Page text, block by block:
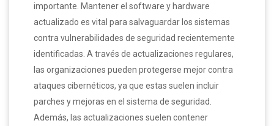
importante. Mantener el software y hardware
actualizado es vital para salvaguardar los sistemas
contra vulnerabilidades de seguridad recientemente
identificadas. A través de actualizaciones regulares,
las organizaciones pueden protegerse mejor contra
ataques cibernéticos, ya que estas suelen incluir
parches y mejoras en el sistema de seguridad.
Además, las actualizaciones suelen contener